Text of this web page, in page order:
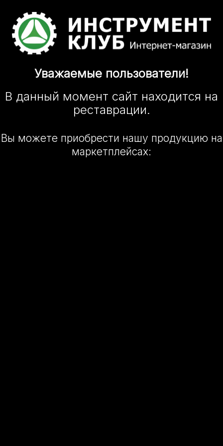
Уважаемые пользователи!
В данный момент сайт находится на
реставрации.
Вы можете приобрести нашу продукцию на
маркетплейсах: